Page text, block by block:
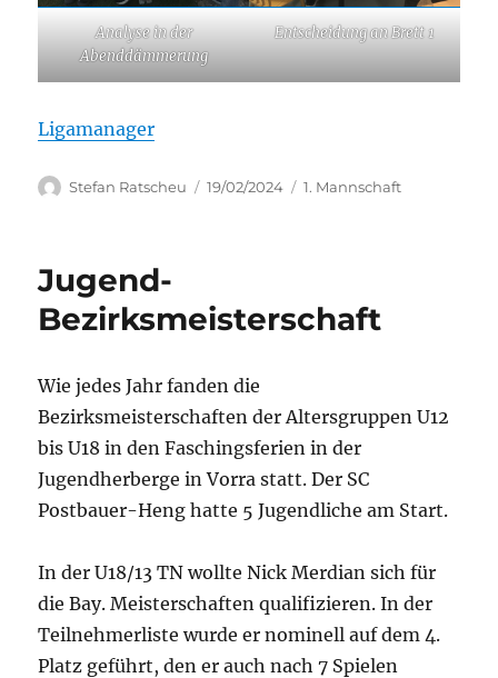
Analyse in der
Abenddämmerung
Entscheidung an Brett 1
Ligamanager
Autor
Stefan Ratscheu
Veröffentlicht
19/02/2024 Kategorien
1. Mannschaft
Jugend-
Bezirksmeisterschaft
Wie jedes Jahr fanden die
Bezirksmeisterschaften der Altersgruppen U12
bis U18 in den Faschingsferien in der
Jugendherberge in Vorra statt. Der SC
Postbauer-Heng hatte 5 Jugendliche am Start.
In der U18/13 TN wollte Nick Merdian sich für
die Bay. Meisterschaften qualifizieren. In der
Teilnehmerliste wurde er nominell auf dem 4.
Platz geführt, den er auch nach 7 Spielen